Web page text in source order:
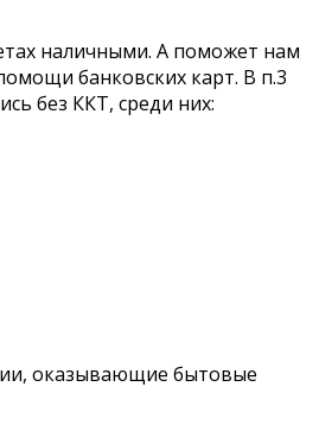
наличными. А поможет нам
банковских карт. В п.3
без ККТ, среди них:
оказывающие бытовые